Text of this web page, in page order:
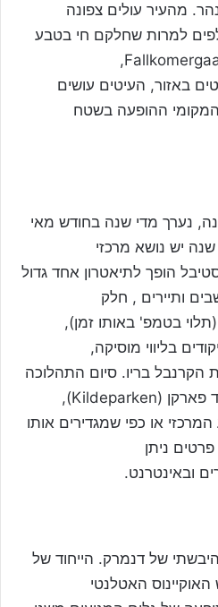
מהעיר עולים צפונה
למרות שחלקם חי בטבע
באזור, העיטים עושים
ההופעה בשטח
נערך מדי שנה בחודש מאי
יש נושא מרכזי
הופך לתיאטרון אחד גדול
ותיירים , חלק
בטמפ' באותו זמן),
בליווי מוסיקה,
בריו. סיום התהלוכה
ושיאה בפארק הניקרא:קילד פארקן (Kildeparken),
או כפי שמגדירים אותו
ניתן
ובאינטרנט.
היבשתי של דנמרק. הייחוד של
האטלנטי